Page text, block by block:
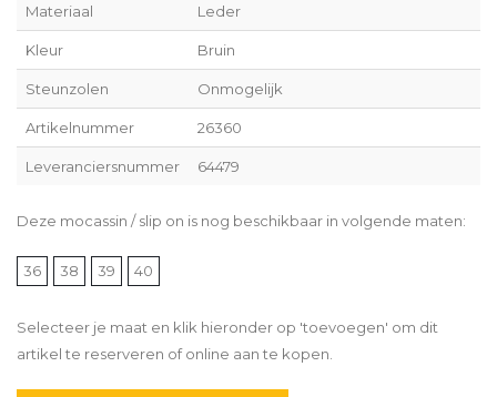
Materiaal Leder
Kleur Bruin
Steunzolen Onmogelijk
Artikelnummer 26360
Leveranciersnummer 64479
Deze mocassin / slip on is nog beschikbaar in volgende maten:
36 38 39 40
Selecteer je maat en klik hieronder op 'toevoegen' om dit
artikel te reserveren of online aan te kopen.